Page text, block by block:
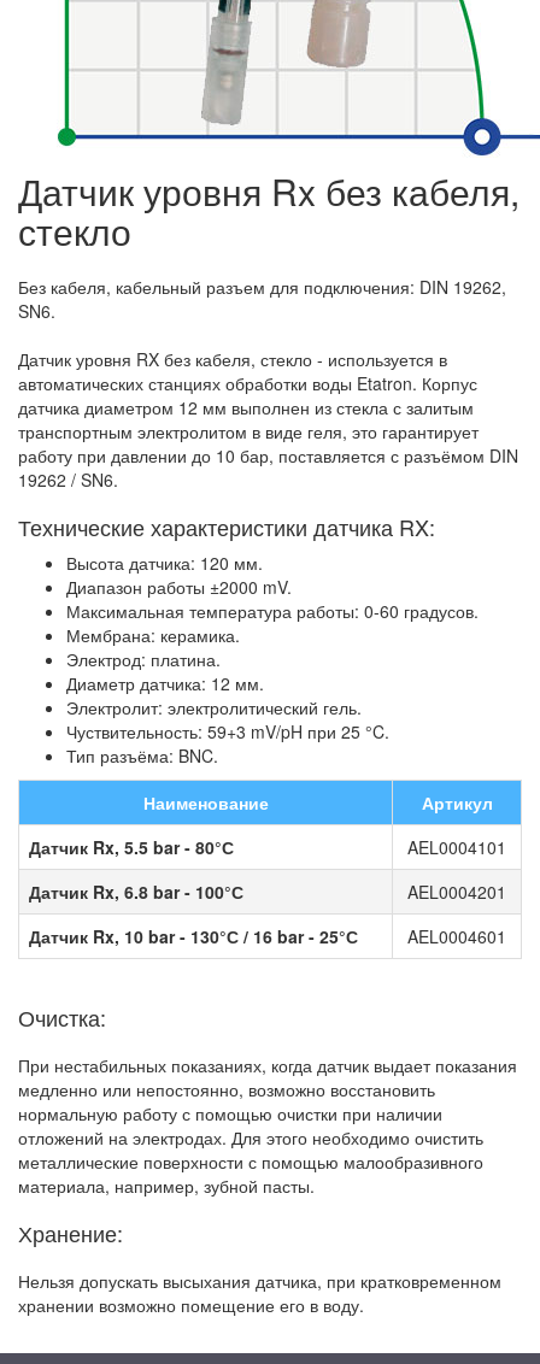
Датчик уровня Rx без кабеля,
стекло
Без кабеля, кабельный разъем для подключения: DIN 19262,
SN6.
Датчик уровня RX без кабеля, стекло - используется в
автоматических станциях обработки воды Etatron. Корпус
датчика диаметром 12 мм выполнен из стекла с залитым
транспортным электролитом в виде геля, это гарантирует
работу при давлении до 10 бар, поставляется с разъёмом DIN
19262 / SN6.
Технические характеристики датчика RX:
Высота датчика: 120 мм.
Диапазон работы ±2000 mV.
Максимальная температура работы: 0-60 градусов.
Мембрана: керамика.
Электрод: платина.
Диаметр датчика: 12 мм.
Электролит: электролитический гель.
Чуствительность: 59+3 mV/pH при 25 °C.
Тип разъёма: BNC.
Наименование
Артикул
Датчик Rx, 5.5 bar - 80°С
AEL0004101
Датчик Rx, 6.8 bar - 100°С
AEL0004201
Датчик Rx, 10 bar - 130°С / 16 bar - 25°С AEL0004601
Очистка:
При нестабильных показаниях, когда датчик выдает показания
медленно или непостоянно, возможно восстановить
нормальную работу с помощью очистки при наличии
отложений на электродах. Для этого необходимо очистить
металлические поверхности с помощью малообразивного
материала, например, зубной пасты.
Хранение:
Нельзя допускать высыхания датчика, при кратковременном
хранении возможно помещение его в воду.